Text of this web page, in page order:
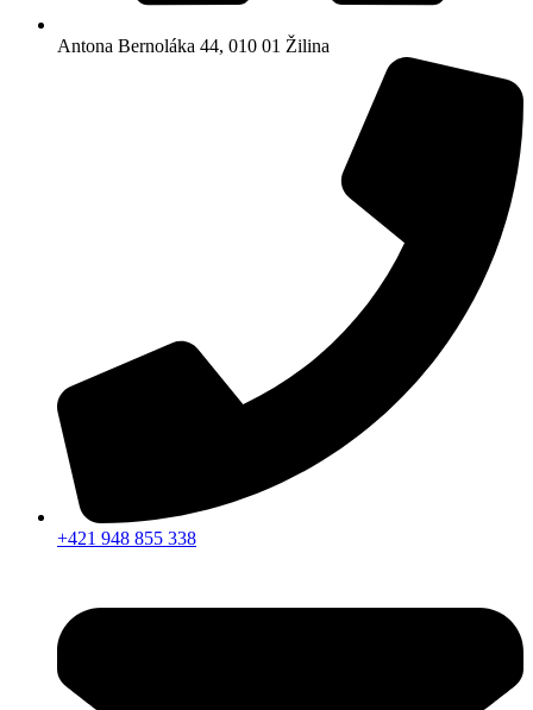
Antona Bernoláka 44, 010 01 Žilina
+421 948 855 338